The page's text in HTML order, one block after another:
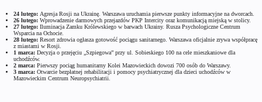
24 lutego: Agresja Rosji na Ukrainę. Warszawa uruchamia pierwsze punkty informacyjne na dworcach.
26 lutego: Wprowadzenie darmowych przejazdów PKP Intercity oraz komunikacją miejską w stolicy.
27 lutego: Iluminacja Zamku Królewskiego w barwach Ukrainy. Rusza Psychologiczne Centrum
Wsparcia na Ochocie.
28 lutego: Resort zdrowia ogłasza gotowość pociągu sanitarnego. Warszawa oficjalnie zrywa współpracę
z miastami w Rosji.
1 marca: Decyzja o przejęciu „Szpiegowa” przy ul. Sobieskiego 100 na cele mieszkaniowe dla
uchodźców.
2 marca: Pierwszy pociąg humanitarny Kolei Mazowieckich dowozi 700 osób do Warszawy.
3 marca: Otwarcie bezpłatnej rehabilitacji i pomocy psychiatrycznej dla dzieci uchodźców w
Mazowieckim Centrum Neuropsychiatrii.